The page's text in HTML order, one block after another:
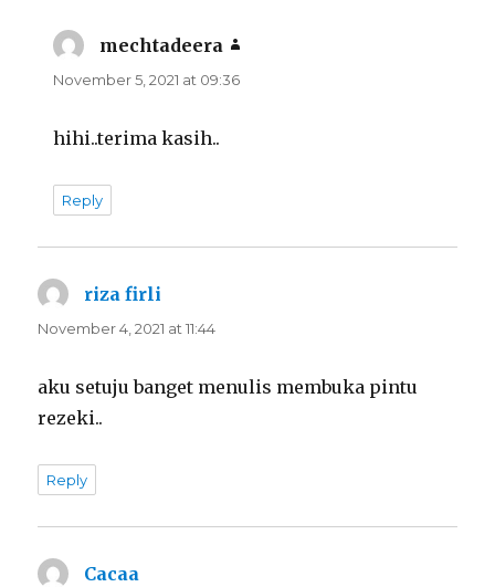
mechtadeera
November 5, 2021 at 09:36
hihi..terima kasih..
Reply
riza firli
November 4, 2021 at 11:44
aku setuju banget menulis membuka pintu
rezeki..
Reply
Cacaa